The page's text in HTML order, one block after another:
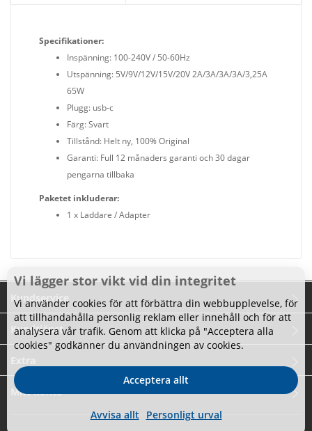
Specifikationer:
Inspänning: 100-240V / 50-60Hz
Utspänning: 5V/9V/12V/15V/20V 2A/3A/3A/3A/3,25A
65W
Plugg: usb-c
Färg: Svart
Tillstånd: Helt ny, 100% Original
Garanti: Full 12 månaders garanti och 30 dagar
pengarna tillbaka
Paketet inkluderar:
1 x Laddare / Adapter
Kundservice
Kundtjänst
Mitt konto
Vi lägger stor vikt vid din integritet
Vi använder cookies för att förbättra din webbupplevelse, för
att tillhandahålla personlig reklam eller innehåll och för att
analysera vår trafik. Genom att klicka på "Acceptera alla
cookies" godkänner du användningen av cookies.
Avvisa allt Personligt urval
Acceptera allt